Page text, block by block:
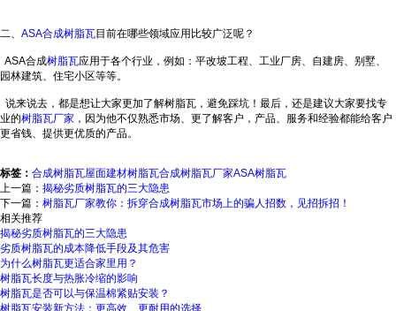
二、 ASA合成树脂瓦目前在哪些领域应用比较广泛呢？
ASA合成树脂瓦应用于各个行业，例如：平改坡工程、工业厂房、自建房、别墅、
园林建筑、住宅小区等等。
说来说去，都是想让大家更加了解树脂瓦，避免踩坑！最后，还是建议大家要找专
业的树脂瓦厂家 ，因为他不仅熟悉市场、更了解客户，产品、服务和经验都能给客户
更省钱、提供更优质的产品。
标签： 合成树脂瓦屋面建材树脂瓦合成树脂瓦厂家ASA树脂瓦
上一篇： 揭秘劣质树脂瓦的三大隐患
下一篇： 树脂瓦厂家教你：拆穿合成树脂瓦市场上的骗人招数，见招拆招！
相关推荐
揭秘劣质树脂瓦的三大隐患
劣质树脂瓦的成本降低手段及其危害
为什么树脂瓦更适合家里用？
树脂瓦长度与热胀冷缩的影响
树脂瓦是否可以与保温棉紧贴安装？
树脂瓦安装新方法：更高效、更耐用的选择